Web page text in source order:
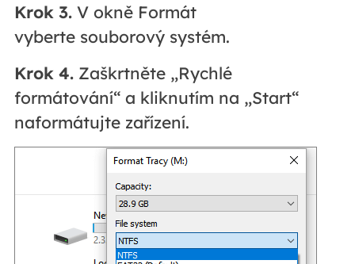
Krok 3.V okně Formát
vyberte souborový systém.
Krok 4.Zaškrtněte „Rychlé
formátování“ a kliknutím na „Start“
naformátujte zařízení.